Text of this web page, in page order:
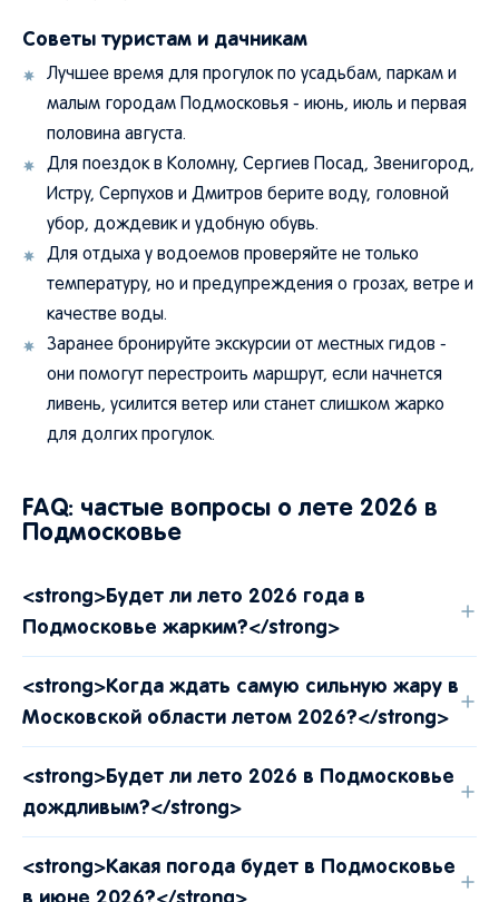
Советы туристам и дачникам
Лучшее время для прогулок по усадьбам, паркам и
малым городам Подмосковья - июнь, июль и первая
половина августа.
Для поездок в Коломну, Сергиев Посад, Звенигород,
Истру, Серпухов и Дмитров берите воду, головной
убор, дождевик и удобную обувь.
Для отдыха у водоемов проверяйте не только
температуру, но и предупреждения о грозах, ветре и
качестве воды.
Заранее бронируйте экскурсии от местных гидов -
они помогут перестроить маршрут, если начнется
ливень, усилится ветер или станет слишком жарко
для долгих прогулок.
FAQ: частые вопросы о лете 2026 в
Подмосковье
<strong>Будет ли лето 2026 года в
Подмосковье жарким?</strong>
<strong>Когда ждать самую сильную жару в
Московской области летом 2026?</strong>
<strong>Будет ли лето 2026 в Подмосковье
дождливым?</strong>
<strong>Какая погода будет в Подмосковье
в июне 2026?</strong>